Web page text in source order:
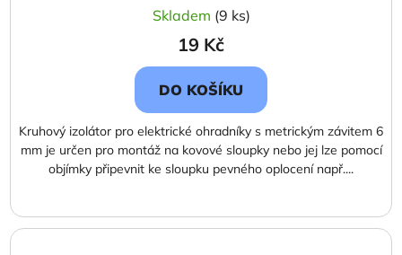
Skladem (9 ks)
19 Kč
DO KOŠÍKU
Kruhový izolátor pro elektrické ohradníky s metrickým závitem 6
mm je určen pro montáž na kovové sloupky nebo jej lze pomocí
objímky připevnit ke sloupku pevného oplocení např....